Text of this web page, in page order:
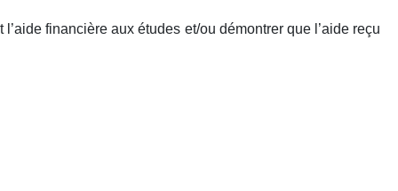
financière aux études et/ou démontrer que l’aide reçu